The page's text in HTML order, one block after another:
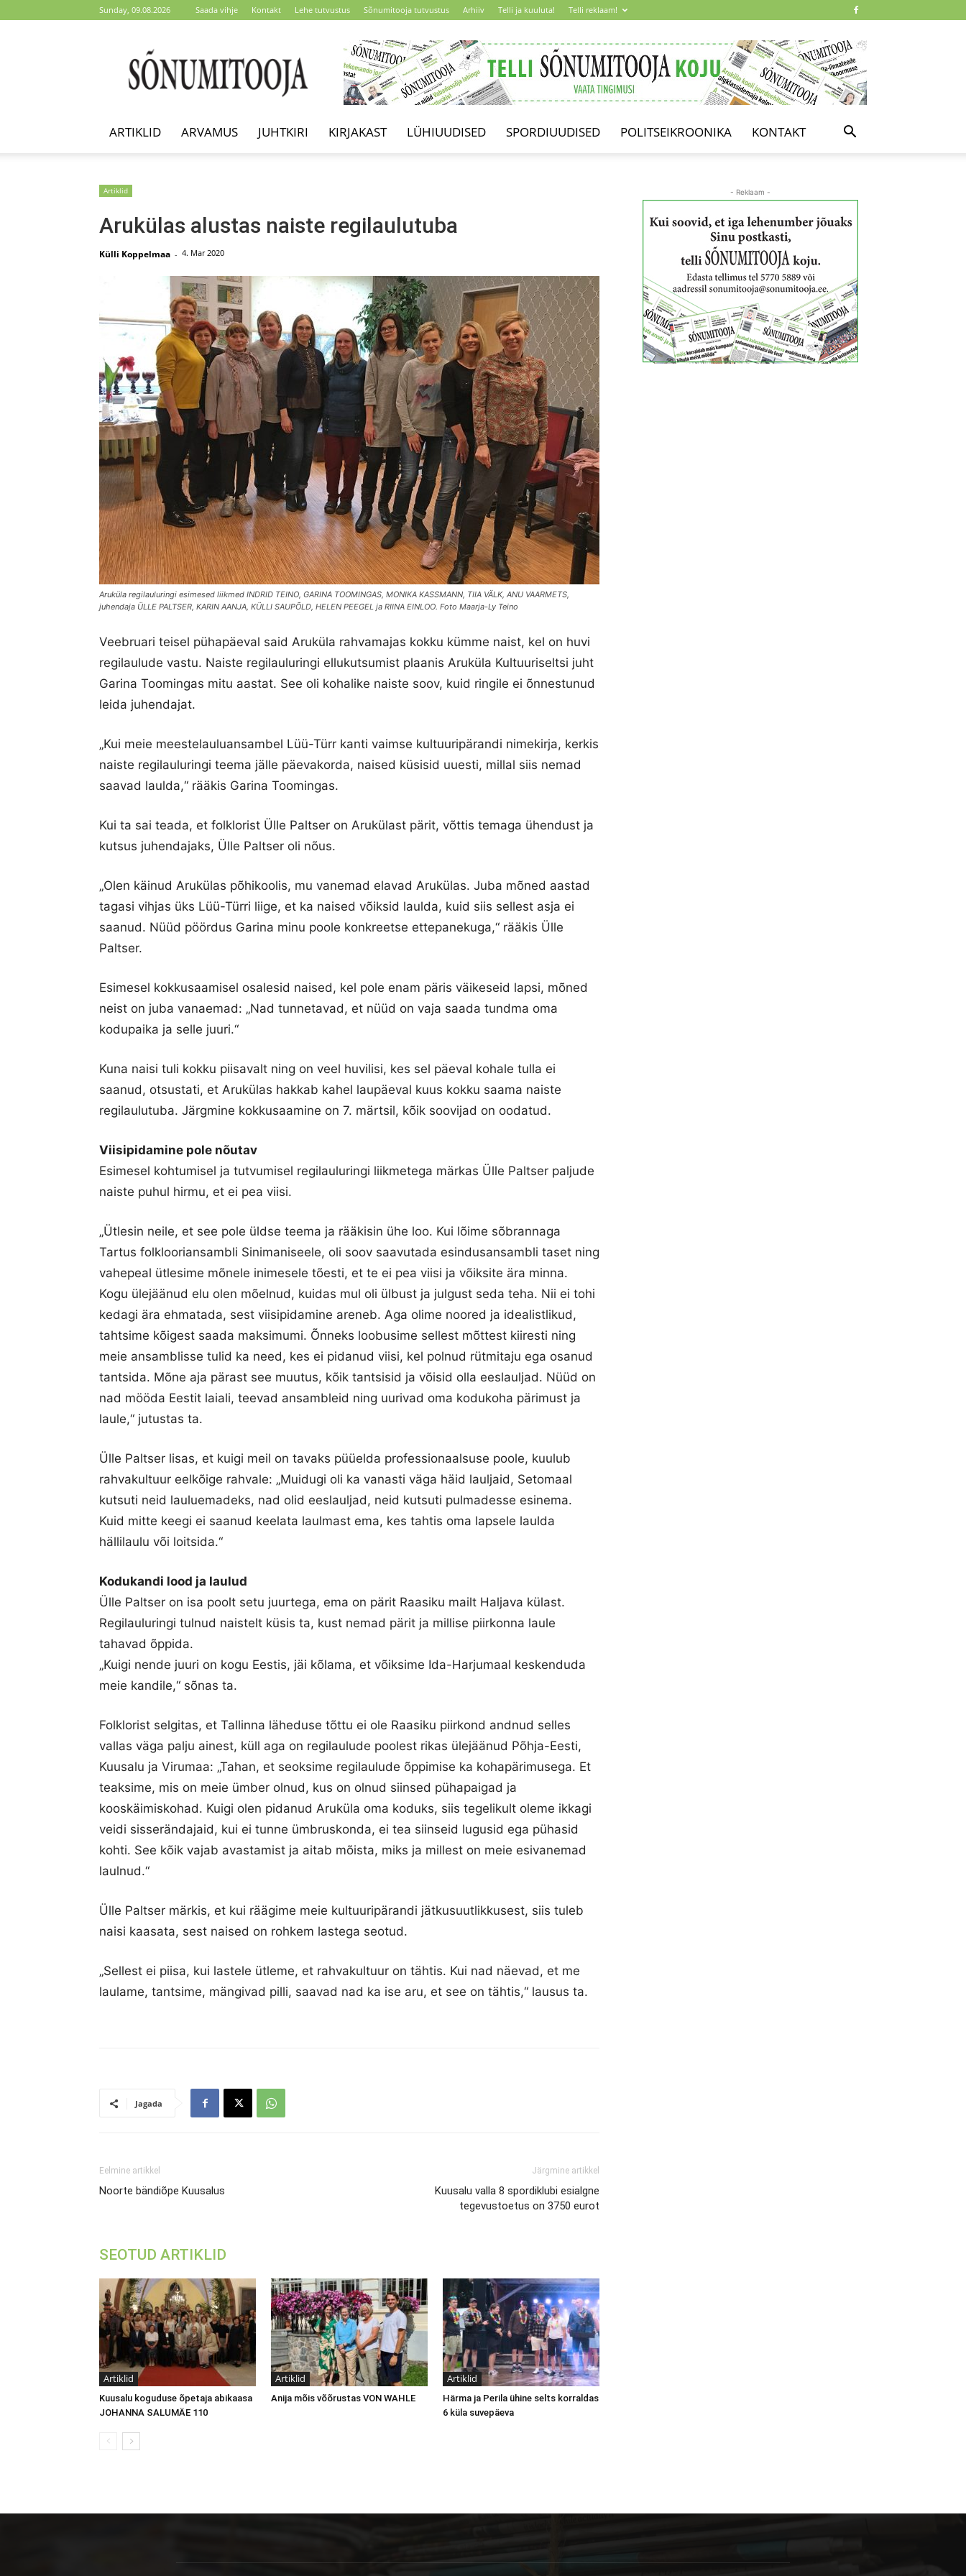
Sunday, 09.08.2026 Saada vihje Kontakt Lehe tutvustus Sõnumitooja tutvustus Arhiiv Telli ja kuuluta! Telli reklaam!
ARTIKLID ARVAMUS JUHTKIRI KIRJAKAST LÜHIUUDISED SPORDIUUDISED POLITSEIKROONIKA KONTAKT
Artiklid
Arukülas alustas naiste regilaulutuba
Külli Koppelmaa - 4. Mar 2020
Aruküla regilauluringi esimesed liikmed INDRID TEINO, GARINA TOOMINGAS, MONIKA KASSMANN, TIIA VÄLK, ANU VAARMETS,
juhendaja ÜLLE PALTSER, KARIN AANJA, KÜLLI SAUPÕLD, HELEN PEEGEL ja RIINA EINLOO. Foto Maarja-Ly Teino
Veebruari teisel pühapäeval said Aruküla rahvamajas kokku kümme naist, kel on huvi
regilaulude vastu. Naiste regilauluringi ellukutsumist plaanis Aruküla Kultuuriseltsi juht
Garina Toomingas mitu aastat. See oli kohalike naiste soov, kuid ringile ei õnnestunud
leida juhendajat.
„Kui meie meestelauluansambel Lüü-Türr kanti vaimse kultuuripärandi nimekirja, kerkis
naiste regilauluringi teema jälle päevakorda, naised küsisid uuesti, millal siis nemad
saavad laulda,“ rääkis Garina Toomingas.
Kui ta sai teada, et folklorist Ülle Paltser on Arukülast pärit, võttis temaga ühendust ja
kutsus juhendajaks, Ülle Paltser oli nõus.
„Olen käinud Arukülas põhikoolis, mu vanemad elavad Arukülas. Juba mõned aastad
tagasi vihjas üks Lüü-Türri liige, et ka naised võiksid laulda, kuid siis sellest asja ei
saanud. Nüüd pöördus Garina minu poole konkreetse ettepanekuga,“ rääkis Ülle
Paltser.
Esimesel kokkusaamisel osalesid naised, kel pole enam päris väikeseid lapsi, mõned
neist on juba vanaemad: „Nad tunnetavad, et nüüd on vaja saada tundma oma
kodupaika ja selle juuri.“
Kuna naisi tuli kokku piisavalt ning on veel huvilisi, kes sel päeval kohale tulla ei
saanud, otsustati, et Arukülas hakkab kahel laupäeval kuus kokku saama naiste
regilaulutuba. Järgmine kokkusaamine on 7. märtsil, kõik soovijad on oodatud.
Viisipidamine pole nõutav
Esimesel kohtumisel ja tutvumisel regilauluringi liikmetega märkas Ülle Paltser paljude
naiste puhul hirmu, et ei pea viisi.
„Ütlesin neile, et see pole üldse teema ja rääkisin ühe loo. Kui lõime sõbrannaga
Tartus folklooriansambli Sinimaniseele, oli soov saavutada esindusansambli taset ning
vahepeal ütlesime mõnele inimesele tõesti, et te ei pea viisi ja võiksite ära minna.
Kogu ülejäänud elu olen mõelnud, kuidas mul oli ülbust ja julgust seda teha. Nii ei tohi
kedagi ära ehmatada, sest viisipidamine areneb. Aga olime noored ja idealistlikud,
tahtsime kõigest saada maksimumi. Õnneks loobusime sellest mõttest kiiresti ning
meie ansamblisse tulid ka need, kes ei pidanud viisi, kel polnud rütmitaju ega osanud
tantsida. Mõne aja pärast see muutus, kõik tantsisid ja võisid olla eeslauljad. Nüüd on
nad mööda Eestit laiali, teevad ansambleid ning uurivad oma kodukoha pärimust ja
laule,“ jutustas ta.
Ülle Paltser lisas, et kuigi meil on tavaks püüelda professionaalsuse poole, kuulub
rahvakultuur eelkõige rahvale: „Muidugi oli ka vanasti väga häid lauljaid, Setomaal
kutsuti neid lauluemadeks, nad olid eeslauljad, neid kutsuti pulmadesse esinema.
Kuid mitte keegi ei saanud keelata laulmast ema, kes tahtis oma lapsele laulda
hällilaulu või loitsida.“
Kodukandi lood ja laulud
Ülle Paltser on isa poolt setu juurtega, ema on pärit Raasiku mailt Haljava külast.
Regilauluringi tulnud naistelt küsis ta, kust nemad pärit ja millise piirkonna laule
tahavad õppida.
„Kuigi nende juuri on kogu Eestis, jäi kõlama, et võiksime Ida-Harjumaal keskenduda
meie kandile,“ sõnas ta.
Folklorist selgitas, et Tallinna läheduse tõttu ei ole Raasiku piirkond andnud selles
vallas väga palju ainest, küll aga on regilaulude poolest rikas ülejäänud Põhja-Eesti,
Kuusalu ja Virumaa: „Tahan, et seoksime regilaulude õppimise ka kohapärimusega. Et
teaksime, mis on meie ümber olnud, kus on olnud siinsed pühapaigad ja
kooskäimiskohad. Kuigi olen pidanud Aruküla oma koduks, siis tegelikult oleme ikkagi
veidi sisserändajaid, kui ei tunne ümbruskonda, ei tea siinseid lugusid ega pühasid
kohti. See kõik vajab avastamist ja aitab mõista, miks ja millest on meie esivanemad
laulnud.“
Ülle Paltser märkis, et kui räägime meie kultuuripärandi jätkusuutlikkusest, siis tuleb
naisi kaasata, sest naised on rohkem lastega seotud.
„Sellest ei piisa, kui lastele ütleme, et rahvakultuur on tähtis. Kui nad näevad, et me
laulame, tantsime, mängivad pilli, saavad nad ka ise aru, et see on tähtis,“ lausus ta.
Jagada
Eelmine artikkel
Noorte bändiõpe Kuusalus
Järgmine artikkel
Kuusalu valla 8 spordiklubi esialgne
tegevustoetus on 3750 eurot
SEOTUD ARTIKLID
Artiklid
Kuusalu koguduse õpetaja abikaasa
JOHANNA SALUMÄE 110
Artiklid
Anija mõis võõrustas VON WAHLE
Artiklid
Härma ja Perila ühine selts korraldas
6 küla suvepäeva
- Reklaam -